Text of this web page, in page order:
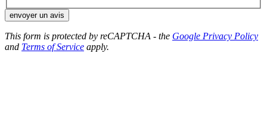
envoyer un avis
This form is protected by reCAPTCHA - the Google Privacy Policy
and Terms of Service apply.